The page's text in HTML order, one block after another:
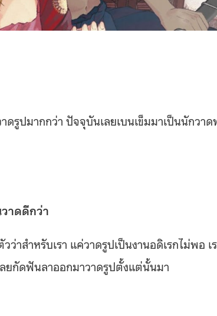
รูปมากกว่า ปัจจุบันเลยเบนเข็มมาเป็นนักวา
าดดีกว่า
สำหรับเรา แค่วาดรูปเป็นงานอดิเรกไม่พอ เ
ยกัดฟันลาออกมาวาดรูปตั้งแต่นั้นมา